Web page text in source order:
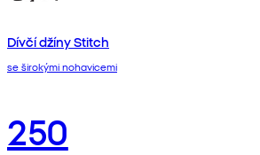
Dívčí džíny Stitch
se širokými nohavicemi
250